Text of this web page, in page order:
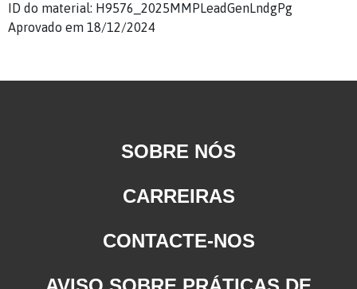
ID do material: H9576_2025MMPLeadGenLndgPg
Aprovado em 18/12/2024
SOBRE NÓS
CARREIRAS
CONTACTE-NOS